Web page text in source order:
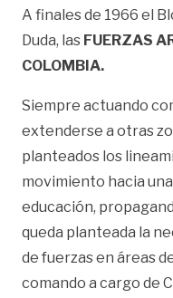
A finales de 1966 el
Duda, las FUERZAS
COLOMBIA.
Siempre actuando
extenderse a otras
planteados los
movimiento hacia
educación,
queda planteada la
de fuerzas en áreas
comando a cargo de